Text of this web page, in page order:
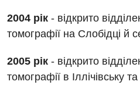
Урологія
Фізіотерапія
Хірургічне відділення
2004 рік - відкрито
томографії на Слобідці й
2005 рік - відкрито
томографії в Іллічівську та